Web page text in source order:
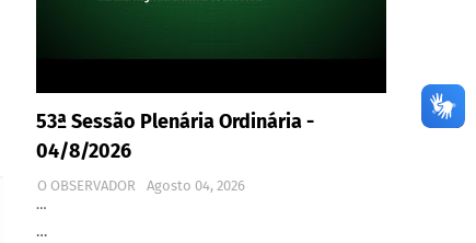
53ª Sessão Plenária Ordinária -
04/8/2026
O OBSERVADOR
Agosto 04, 2026
…
…